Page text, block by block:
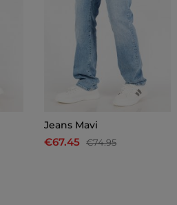
Jeans Mavi
€67.45 €74.95